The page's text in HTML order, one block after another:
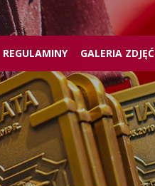
REGULAMINY GALERIA ZDJĘĆ